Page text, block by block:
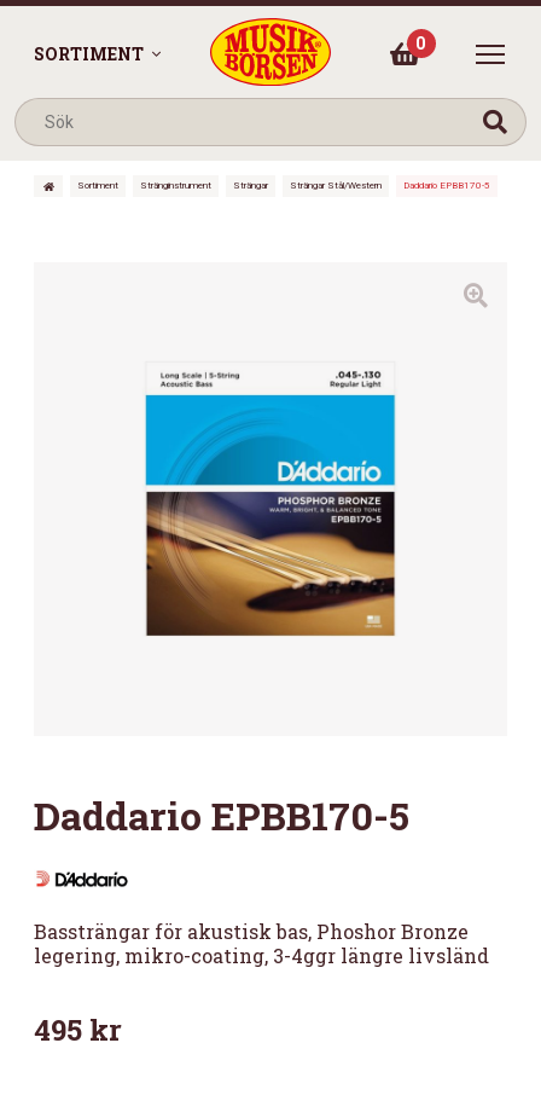
SORTIMENT 0
Sortiment Stränginstrument Strängar Strängar Stål/Western Daddario EPBB170-5
Daddario EPBB170-5
Bassträngar för akustisk bas, Phoshor Bronze
legering, mikro-coating, 3-4ggr längre livsländ
495 kr